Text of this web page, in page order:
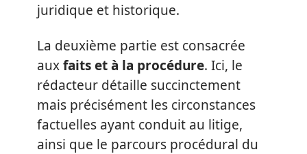
juridique et historique.
La deuxième partie est consacrée
auxfaits et à la procédure. Ici, le
rédacteur détaille succinctement
mais précisément les circonstances
factuelles ayant conduit au litige,
ainsi que le parcours procédural du